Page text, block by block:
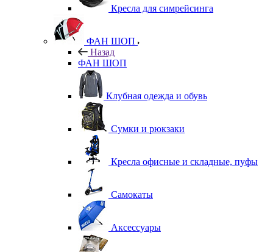
Кресла для симрейсинга
ФАН ШОП
Назад
ФАН ШОП
Клубная одежда и обувь
Сумки и рюкзаки
Кресла офисные и складные, пуфы
Самокаты
Аксессуары